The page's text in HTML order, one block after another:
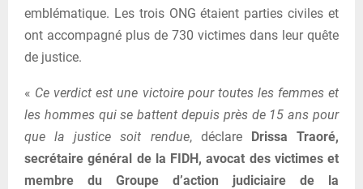
emblématique. Les trois ONG étaient parties civiles et
ont accompagné plus de 730 victimes dans leur quête
de justice.
« Ce verdict est une victoire pour toutes les femmes et
les hommes qui se battent depuis près de 15 ans pour
que la justice soit rendue, déclare Drissa Traoré,
secrétaire général de la FIDH, avocat des victimes et
membre du Groupe d’action judiciaire de la